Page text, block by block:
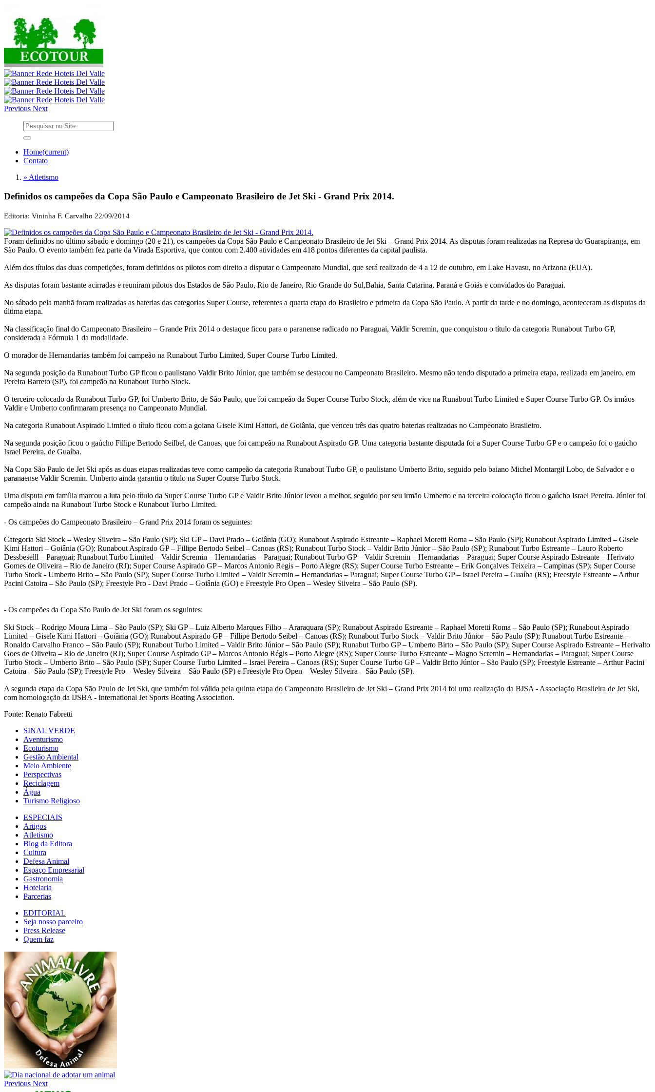
Previous Next
Home(current)
Contato
» Atletismo
Definidos os campeões da Copa São Paulo e Campeonato Brasileiro de Jet Ski - Grand Prix 2014.
Editoria: Vininha F. Carvalho 22/09/2014
Foram definidos no último sábado e domingo (20 e 21), os campeões da Copa São Paulo e Campeonato Brasileiro de Jet Ski – Grand Prix 2014. As disputas foram realizadas na Represa do Guarapiranga, em
São Paulo. O evento também fez parte da Virada Esportiva, que contou com 2.400 atividades em 418 pontos diferentes da capital paulista.
Além dos títulos das duas competições, foram definidos os pilotos com direito a disputar o Campeonato Mundial, que será realizado de 4 a 12 de outubro, em Lake Havasu, no Arizona (EUA).
As disputas foram bastante acirradas e reuniram pilotos dos Estados de São Paulo, Rio de Janeiro, Rio Grande do Sul,Bahia, Santa Catarina, Paraná e Goiás e convidados do Paraguai.
No sábado pela manhã foram realizadas as baterias das categorias Super Course, referentes a quarta etapa do Brasileiro e primeira da Copa São Paulo. A partir da tarde e no domingo, aconteceram as disputas da
última etapa.
Na classificação final do Campeonato Brasileiro – Grande Prix 2014 o destaque ficou para o paranense radicado no Paraguai, Valdir Scremin, que conquistou o título da categoria Runabout Turbo GP,
considerada a Fórmula 1 da modalidade.
O morador de Hernandarias também foi campeão na Runabout Turbo Limited, Super Course Turbo Limited.
Na segunda posição da Runabout Turbo GP ficou o paulistano Valdir Brito Júnior, que também se destacou no Campeonato Brasileiro. Mesmo não tendo disputado a primeira etapa, realizada em janeiro, em
Pereira Barreto (SP), foi campeão na Runabout Turbo Stock.
O terceiro colocado da Runabout Turbo GP, foi Umberto Brito, de São Paulo, que foi campeão da Super Course Turbo Stock, além de vice na Runabout Turbo Limited e Super Course Turbo GP. Os irmãos
Valdir e Umberto confirmaram presença no Campeonato Mundial.
Na categoria Runabout Aspirado Limited o título ficou com a goiana Gisele Kimi Hattori, de Goiânia, que venceu três das quatro baterias realizadas no Campeonato Brasileiro.
Na segunda posição ficou o gaúcho Fillipe Bertodo Seilbel, de Canoas, que foi campeão na Runabout Aspirado GP. Uma categoria bastante disputada foi a Super Course Turbo GP e o campeão foi o gaúcho
Israel Pereira, de Guaíba.
Na Copa São Paulo de Jet Ski após as duas etapas realizadas teve como campeão da categoria Runabout Turbo GP, o paulistano Umberto Brito, seguido pelo baiano Michel Montargil Lobo, de Salvador e o
paranaense Valdir Scremin. Umberto ainda garantiu o título na Super Course Turbo Stock.
Uma disputa em família marcou a luta pelo título da Super Course Turbo GP e Valdir Brito Júnior levou a melhor, seguido por seu irmão Umberto e na terceira colocação ficou o gaúcho Israel Pereira. Júnior foi
campeão ainda na Runabout Turbo Stock e Runabout Turbo Limited.
- Os campeões do Campeonato Brasileiro – Grand Prix 2014 foram os seguintes:
Categoria Ski Stock – Wesley Silveira – São Paulo (SP); Ski GP – Davi Prado – Goiânia (GO); Runabout Aspirado Estreante – Raphael Moretti Roma – São Paulo (SP); Runabout Aspirado Limited – Gisele
Kimi Hattori – Goiânia (GO); Runabout Aspirado GP – Fillipe Bertodo Seibel – Canoas (RS); Runabout Turbo Stock – Valdir Brito Júnior – São Paulo (SP); Runabout Turbo Estreante – Lauro Roberto
Dessbeselll – Paraguai; Runabout Turbo Limited – Valdir Scremin – Hernandarias – Paraguai; Runabout Turbo GP – Valdir Scremin – Hernandarias – Paraguai; Super Course Aspirado Estreante – Herivato
Gomes de Oliveira – Rio de Janeiro (RJ); Super Course Aspirado GP – Marcos Antonio Regis – Porto Alegre (RS); Super Course Turbo Estreante – Erik Gonçalves Teixeira – Campinas (SP); Super Course
Turbo Stock - Umberto Brito – São Paulo (SP); Super Course Turbo Limited – Valdir Scremin – Hernandarias – Paraguai; Super Course Turbo GP – Israel Pereira – Guaíba (RS); Freestyle Estreante – Arthur
Pacini Catoira – São Paulo (SP); Freestyle Pro - Davi Prado – Goiânia (GO) e Freestyle Pro Open – Wesley Silveira – São Paulo (SP).
- Os campeões da Copa São Paulo de Jet Ski foram os seguintes:
Ski Stock – Rodrigo Moura Lima – São Paulo (SP); Ski GP – Luiz Alberto Marques Filho – Araraquara (SP); Runabout Aspirado Estreante – Raphael Moretti Roma – São Paulo (SP); Runabout Aspirado
Limited – Gisele Kimi Hattori – Goiânia (GO); Runabout Aspirado GP – Fillipe Bertodo Seibel – Canoas (RS); Runabout Turbo Stock – Valdir Brito Júnior – São Paulo (SP); Runabout Turbo Estreante –
Ronaldo Carvalho Franco – São Paulo (SP); Runabout Turbo Limited – Valdir Brito Júnior – São Paulo (SP); Runabut Turbo GP – Umberto Birto – São Paulo (SP); Super Course Aspirado Estreante – Herivalto
Goes de Oliveira – Rio de Janeiro (RJ); Super Course Aspirado GP – Marcos Antonio Régis – Porto Alegre (RS); Super Course Turbo Estreante – Magno Scremin – Hernandarias – Paraguai; Super Course
Turbo Stock – Umberto Brito – São Paulo (SP); Super Course Turbo Limited – Israel Pereira – Canoas (RS); Super Course Turbo GP – Valdir Brito Júnior – São Paulo (SP); Freestyle Estreante – Arthur Pacini
Catoira – São Paulo (SP); Freestyle Pro – Wesley Silveira – São Paulo (SP) e Freestyle Pro Open – Wesley Silveira – São Paulo (SP).
A segunda etapa da Copa São Paulo de Jet Ski, que também foi válida pela quinta etapa do Campeonato Brasileiro de Jet Ski – Grand Prix 2014 foi uma realização da BJSA - Associação Brasileira de Jet Ski,
com homologação da IJSBA - International Jet Sports Boating Association.
Fonte: Renato Fabretti
SINAL VERDE
Aventurismo
Ecoturismo
Gestão Ambiental
Meio Ambiente
Perspectivas
Reciclagem
Água
Turismo Religioso
ESPECIAIS
Artigos
Atletismo
Blog da Editora
Cultura
Defesa Animal
Espaço Empresarial
Gastronomia
Hotelaria
Parcerias
EDITORIAL
Seja nosso parceiro
Press Release
Quem faz
Previous Next